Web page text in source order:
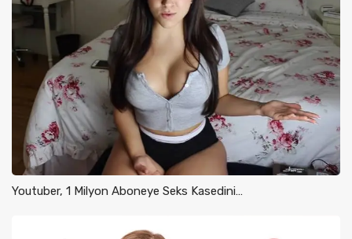
Youtuber, 1 Milyon Aboneye Seks Kasedini…